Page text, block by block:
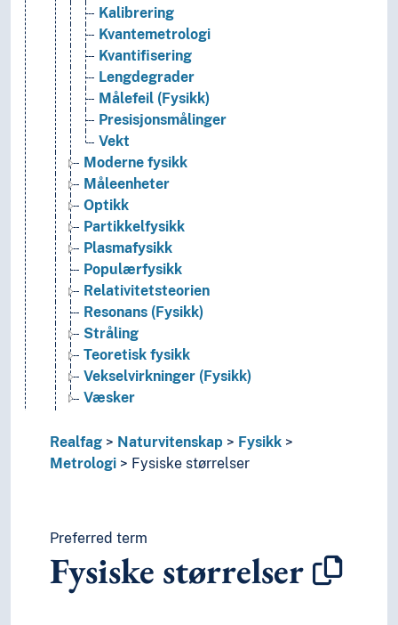
Kalibrering
Kvantemetrologi
Kvantifisering
Lengdegrader
Målefeil (Fysikk)
Presisjonsmålinger
Vekt
Moderne fysikk
Måleenheter
Optikk
Partikkelfysikk
Plasmafysikk
Populærfysikk
Relativitetsteorien
Resonans (Fysikk)
Stråling
Teoretisk fysikk
Vekselvirkninger (Fysikk)
Væsker
Kjemi
Livsvitenskaper
Rettsvitenskap
Samfunnsvitenskap
Språk
Realfag Naturvitenskap
Fysikk
Metrologi
Fysiske størrelser
Preferred term
Fysiske størrelser